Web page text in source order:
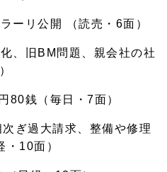
ーリ公開 （読売・6面）
、旧BM問題、親会社の社
80銭（毎日・7面）
ぎ過大請求、整備や修理
・10面）